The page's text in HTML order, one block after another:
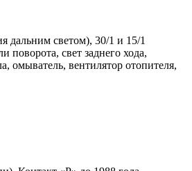
дальним светом), 30/1 и 15/1
поворота, свет заднего хода,
омыватель, вентилятор отопителя,